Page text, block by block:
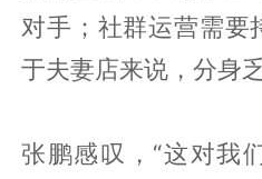
对手；社群运营需要
于夫妻店来说，分身乏
张鹏感叹，“这对我